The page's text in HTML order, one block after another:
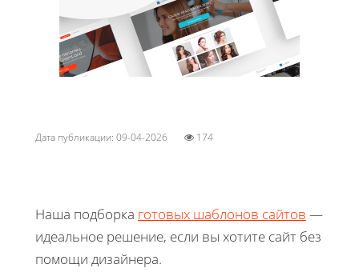
Дата публикации: 09-04-2026 174
Наша подборка готовых шаблонов сайтов —
идеальное решение, если вы хотите сайт без
помощи дизайнера.